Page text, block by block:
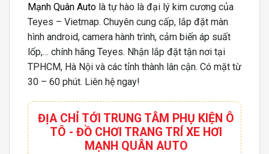
Mạnh Quân Auto là tự hào là đại lý kim cương của
Teyes – Vietmap. Chuyên cung cấp, lắp đặt màn
hình android, camera hành trình, cảm biến áp suất
lốp,… chính hãng Teyes. Nhận lắp đặt tận nơi tại
TPHCM, Hà Nội và các tỉnh thành lân cận. Có mặt từ
30 – 60 phút. Liên hệ ngay!
ĐỊA CHỈ TỚI TRUNG TÂM PHỤ KIỆN Ô
TÔ - ĐỒ CHƠI TRANG TRÍ XE HƠI
MẠNH QUÂN AUTO